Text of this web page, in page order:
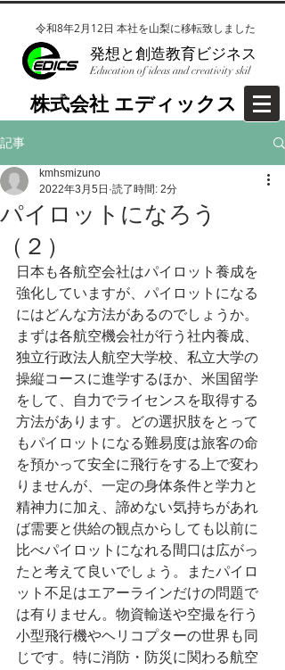
令和8年2月12日 本社を山梨に移転致しました
​発想と創造教育ビジネス
Education of ideas and creativity skil
​株式会社 エディックス
​株式会社EDICS(エディックス）
記事
パイロットになろう
（２）
kmhsmizuno
2022年3月5日 読了時間: 2分
日本も各航空会社はパイロット養成を
強化していますが、パイロットになる
にはどんな方法があるのでしょうか。
まずは各航空機会社が行う社内養成、
独立行政法人航空大学校、私立大学の
操縦コースに進学するほか、米国留学
をして、自力でライセンスを取得する
方法があります。どの選択肢をとって
もパイロットになる難易度は旅客の命
を預かって安全に飛行をする上で変わ
りませんが、一定の身体条件と学力と
精神力に加え、諦めない気持ちがあれ
ば需要と供給の観点からしても以前に
比べパイロットになれる間口は広がっ
たと考えて良いでしょう。またパイロ
ット不足はエアーラインだけの問題で
は有りません。物資輸送や空撮を行う
小型飛行機やヘリコプターの世界も同
じです。特に消防・防災に関わる航空